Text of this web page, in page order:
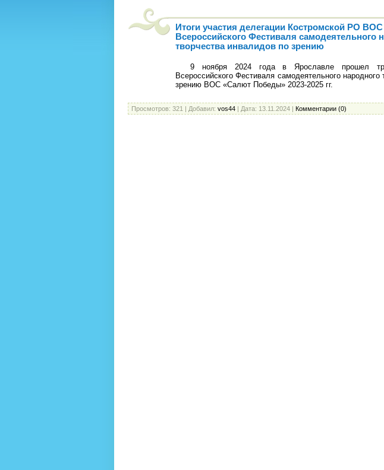
Итоги участия делегации Костромской РО ВОС
Всероссийского Фестиваля самодеятельного
творчества инвалидов по зрению
9 ноября 2024 года в Ярославле прошел
Всероссийского Фестиваля самодеятельного народного
зрению ВОС «Салют Победы» 2023-2025 гг.
Просмотров: 321 | Добавил: vos44 | Дата: 13.11.2024 | Комментарии (0)